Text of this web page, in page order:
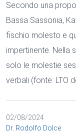
Secondo una
Bassa Sassonia,
fischio molesto e
impertinente. Nella
solo le molestie
verbali (fonte: LTO
02/08/2024
Dr. Rodolfo Dolce